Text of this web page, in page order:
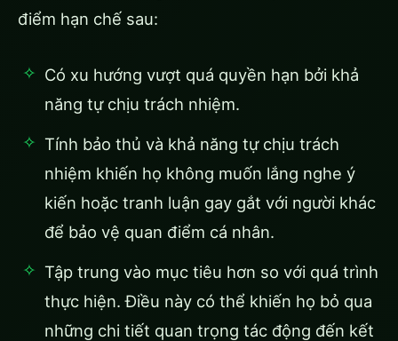
điểm hạn chế sau:
Có xu hướng vượt quá quyền hạn bởi khả
năng tự chịu trách nhiệm.
Tính bảo thủ và khả năng tự chịu trách
nhiệm khiến họ không muốn lắng nghe ý
kiến hoặc tranh luận gay gắt với người khác
để bảo vệ quan điểm cá nhân.
Tập trung vào mục tiêu hơn so với quá trình
thực hiện. Điều này có thể khiến họ bỏ qua
những chi tiết quan trọng tác động đến kết